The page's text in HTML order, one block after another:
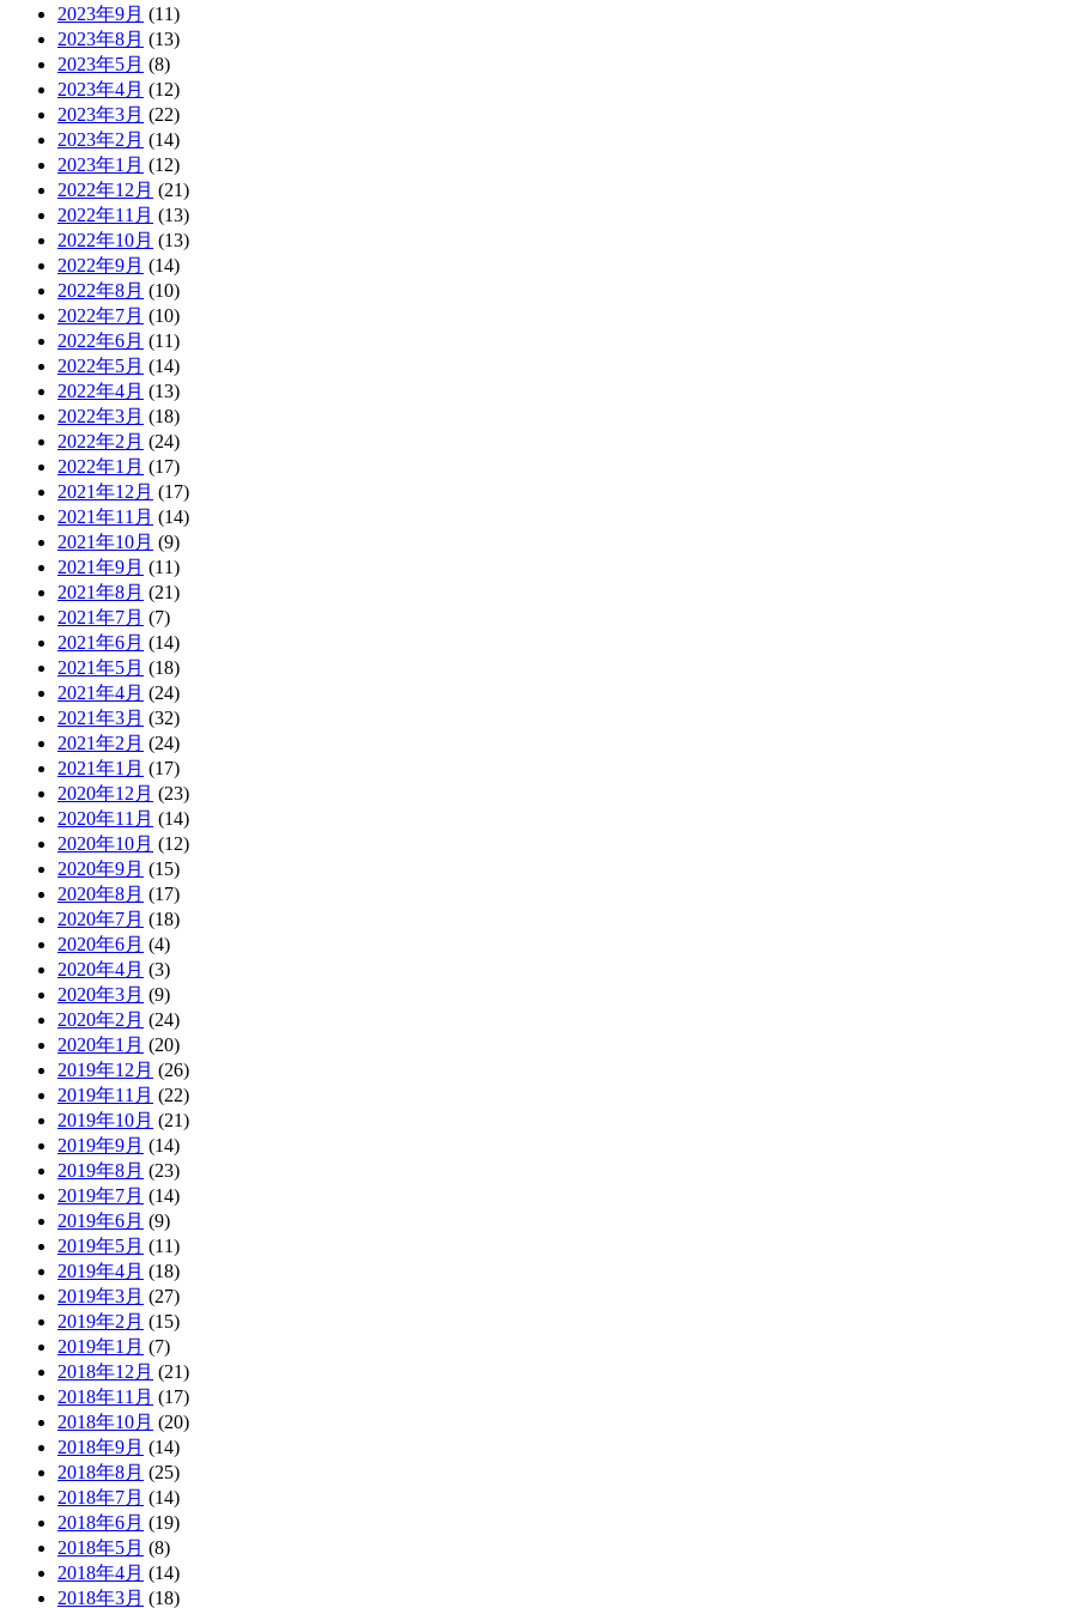
2023年9月 (11)
2023年8月 (13)
2023年5月 (8)
2023年4月 (12)
2023年3月 (22)
2023年2月 (14)
2023年1月 (12)
2022年12月 (21)
2022年11月 (13)
2022年10月 (13)
2022年9月 (14)
2022年8月 (10)
2022年7月 (10)
2022年6月 (11)
2022年5月 (14)
2022年4月 (13)
2022年3月 (18)
2022年2月 (24)
2022年1月 (17)
2021年12月 (17)
2021年11月 (14)
2021年10月 (9)
2021年9月 (11)
2021年8月 (21)
2021年7月 (7)
2021年6月 (14)
2021年5月 (18)
2021年4月 (24)
2021年3月 (32)
2021年2月 (24)
2021年1月 (17)
2020年12月 (23)
2020年11月 (14)
2020年10月 (12)
2020年9月 (15)
2020年8月 (17)
2020年7月 (18)
2020年6月 (4)
2020年4月 (3)
2020年3月 (9)
2020年2月 (24)
2020年1月 (20)
2019年12月 (26)
2019年11月 (22)
2019年10月 (21)
2019年9月 (14)
2019年8月 (23)
2019年7月 (14)
2019年6月 (9)
2019年5月 (11)
2019年4月 (18)
2019年3月 (27)
2019年2月 (15)
2019年1月 (7)
2018年12月 (21)
2018年11月 (17)
2018年10月 (20)
2018年9月 (14)
2018年8月 (25)
2018年7月 (14)
2018年6月 (19)
2018年5月 (8)
2018年4月 (14)
2018年3月 (18)